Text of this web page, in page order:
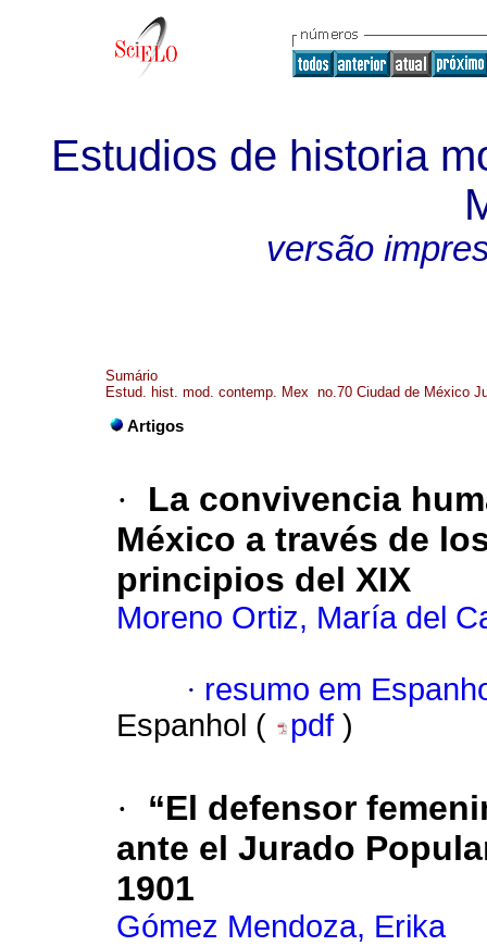
Estudios de historia
versão
Sumário
Estud. hist. mod. contemp. Mex no.70 Ciudad de México
Artigos
·
La convivencia
México a través de
principios del XIX
Moreno Ortiz, María del
· resumo em
Espanhol (
pdf )
·
“El defensor
ante el Jurado
1901
Gómez Mendoza, Erika